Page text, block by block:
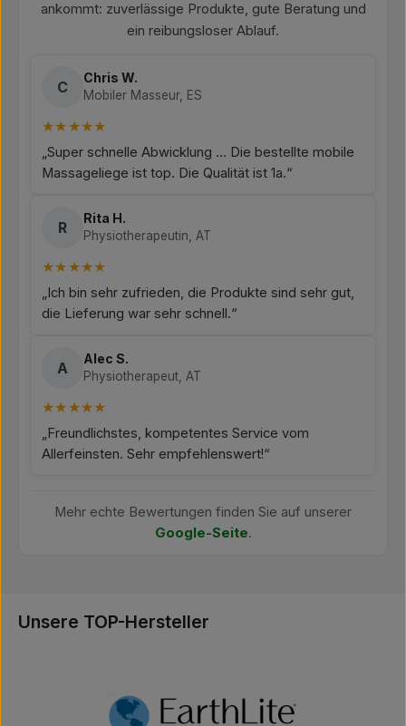
ankommt: zuverlässige Produkte, gute Beratung und
ein reibungsloser Ablauf.
C
Chris W.
Mobiler Masseur, ES
★★★★★
„Super schnelle Abwicklung ... Die bestellte mobile
Massageliege ist top. Die Qualität ist 1a.“
R
Rita H.
Physiotherapeutin, AT
★★★★★
„Ich bin sehr zufrieden, die Produkte sind sehr gut,
die Lieferung war sehr schnell.“
A
Alec S.
Physiotherapeut, AT
★★★★★
„Freundlichstes, kompetentes Service vom
Allerfeinsten. Sehr empfehlenswert!“
Mehr echte Bewertungen finden Sie auf unserer
Google-Seite.
Unsere TOP-Hersteller